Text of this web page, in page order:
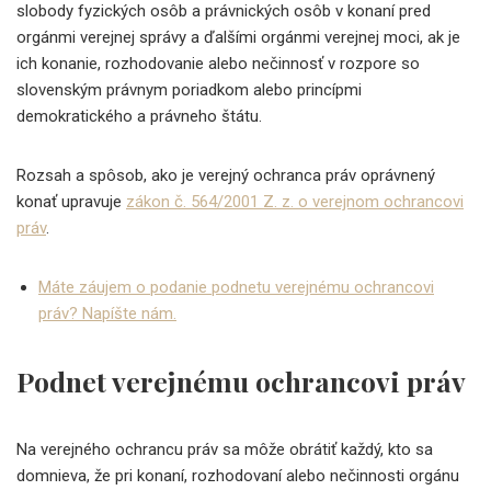
slobody fyzických osôb a právnických osôb v konaní pred
orgánmi verejnej správy a ďalšími orgánmi verejnej moci, ak je
ich konanie, rozhodovanie alebo nečinnosť v rozpore so
slovenským právnym poriadkom alebo princípmi
demokratického a právneho štátu.
Rozsah a spôsob, ako je verejný ochranca práv oprávnený
konať upravuje zákon č. 564/2001 Z. z. o verejnom ochrancovi
práv.
Máte záujem o podanie podnetu verejnému ochrancovi
práv? Napíšte nám.
Podnet verejnému ochrancovi práv
Na verejného ochrancu práv sa môže obrátiť každý, kto sa
domnieva, že pri konaní, rozhodovaní alebo nečinnosti orgánu